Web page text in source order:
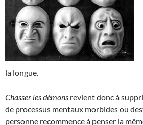
la longue.
Chasser les démons revient donc à
de processus mentaux morbides ou
personne recommence à penser la